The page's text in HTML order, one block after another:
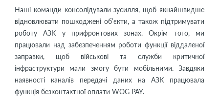
Наші команди консолідували зусилля, щоб якнайшвидше
відновлювати пошкоджені об’єкти, а також підтримувати
роботу АЗК у прифронтових зонах. Окрім того, ми
працювали над забезпеченням роботи функції віддаленої
заправки, щоб військові та служби критичної
інфраструктури мали змогу бути мобільними. Завдяки
наявності каналів передачі даних на АЗК працювала
функція безконтактної оплати WOG PAY.